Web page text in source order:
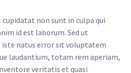
non sunt in culpa qui
id est laborum. Sed ut
iste natus error sit voluptatem
laudantium, totam rem aperiam,
veritatis et quasi